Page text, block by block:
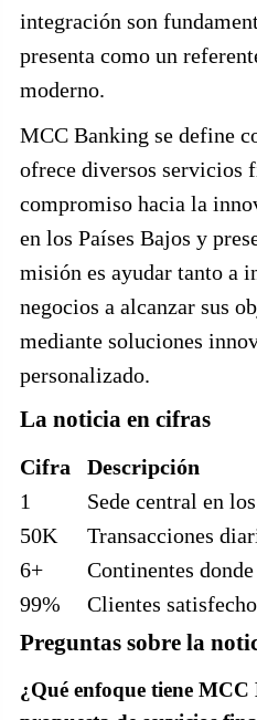
integración son
presenta como un
moderno.
MCC Banking se define
ofrece diversos servicios
compromiso hacia la
en los Países Bajos y
misión es ayudar tanto a
negocios a alcanzar sus
mediante soluciones
personalizado.
La noticia en cifras
Cifra
Descripción
1
Sede central en
50K
Transacciones
6+
Continentes
99%
Clientes
Preguntas sobre la
¿Qué enfoque tiene